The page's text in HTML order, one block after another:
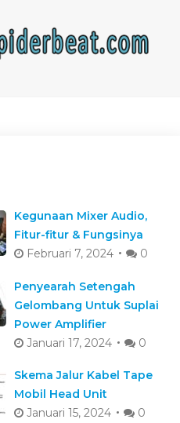
Kegunaan Mixer Audio,
Fitur-fitur & Fungsinya
Februari 7, 2024
0
Penyearah Setengah
Gelombang Untuk Suplai
Power Amplifier
Januari 17, 2024
0
Skema Jalur Kabel Tape
Mobil Head Unit
Januari 15, 2024
0